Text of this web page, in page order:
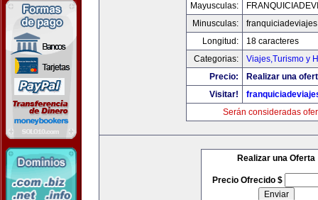
Mayusculas:
Minusculas:
Longitud:
18 caracteres
Categorias:
Viajes,Turismo y
Precio:
Realizar una
Visitar!
Serán consideradas
Realizar una Oferta
Precio Ofrecido $